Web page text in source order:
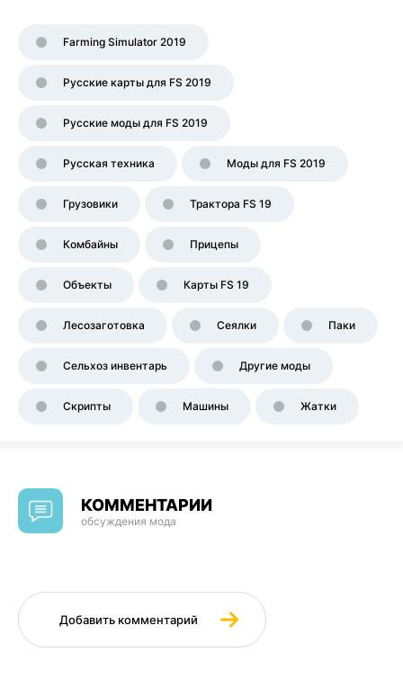
Farming Simulator 2019
Русские карты для FS 2019
Русские моды для FS 2019
Русская техника Моды для FS 2019
Грузовики Трактора FS 19
Комбайны Прицепы
Объекты Карты FS 19
Лесозаготовка Сеялки Паки
Сельхоз инвентарь Другие моды
Скрипты Машины Жатки
КОММЕНТАРИИ
обсуждения мода
Добавить комментарий